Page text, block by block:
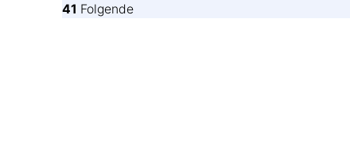
41 Folgende